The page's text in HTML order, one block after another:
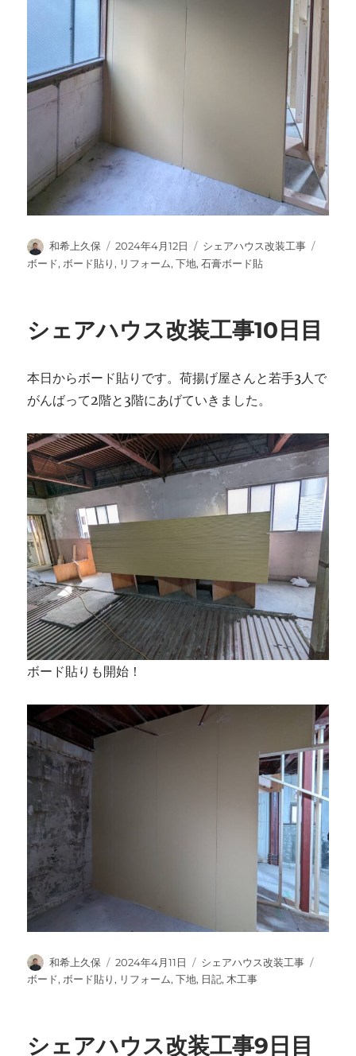
投
稿
和希上久保
投
稿
2024年4月12日
カ
テ
シェアハウス改装工事
ボード, ボード貼り , リフォーム,下地,石膏ボード貼
シェアハウス改装工事10日目
本日からボード貼りです。荷揚げ屋さんと若手3人で
がんばって2階と3階にあげていきました。
ボード貼りも開始！
投
稿
和希上久保
投
稿
2024年4月11日
カ
テ
シェアハウス改装工事
ボード, ボード貼り , リフォーム,下地, 日記, 木工事
シェアハウス改装工事9日目